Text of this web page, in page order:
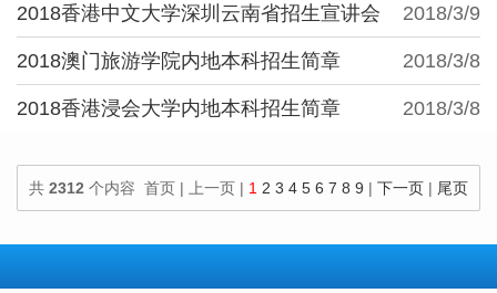
2018/3/9
2018香港中文大学深圳云南省招生宣讲会
2018/3/8
2018澳门旅游学院内地本科招生简章
2018/3/8
2018香港浸会大学内地本科招生简章
共 2312 个内容 首页 | 上一页 | 1 2 3 4 5 6 7 8 9 | 下一页 | 尾页